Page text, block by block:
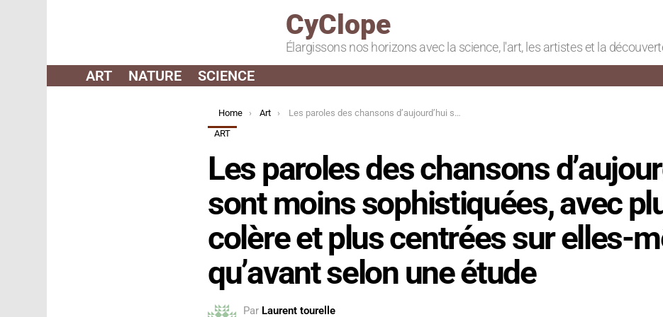
CyClope
Élargissons nos horizons avec la science, l'art, les artistes et la
ART NATURE SCIENCE
You are here:
Home Art
Les paroles des chansons d’aujourd’hui sont moins sophistiquées, avec plus de colère et plus centrées sur elles-mêmes qu’avant selon une étude
ART
Les paroles des chansons
sont moins sophistiquées, avec
colère et plus centrées sur elles-
qu’avant selon une étude
Par Laurent tourelle